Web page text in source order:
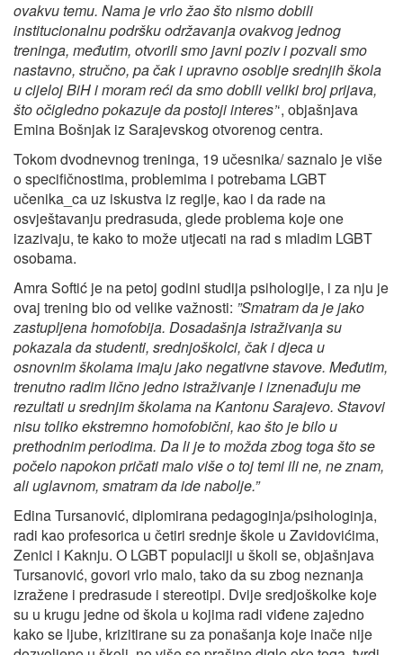
ovakvu temu. Nama je vrlo žao što nismo dobili
institucionalnu podršku održavanja ovakvog jednog
treninga, međutim, otvorili smo javni poziv i pozvali smo
nastavno, stručno, pa čak i upravno osoblje srednjih škola
u cijeloj BiH i moram reći da smo dobili veliki broj prijava,
što očigledno pokazuje da postoji interes’‘, objašnjava
Emina Bošnjak iz Sarajevskog otvorenog centra.
Tokom dvodnevnog treninga, 19 učesnika/ saznalo je više
o specifičnostima, problemima i potrebama LGBT
učenika_ca uz iskustva iz regije, kao i da rade na
osvještavanju predrasuda, glede problema koje one
izazivaju, te kako to može utjecati na rad s mladim LGBT
osobama.
Amra Softić je na petoj godini studija psihologije, i za nju je
ovaj trening bio od velike važnosti: ”Smatram da je jako
zastupljena homofobija. Dosadašnja istraživanja su
pokazala da studenti, srednjoškolci, čak i djeca u
osnovnim školama imaju jako negativne stavove. Međutim,
trenutno radim lično jedno istraživanje i iznenađuju me
rezultati u srednjim školama na Kantonu Sarajevo. Stavovi
nisu toliko ekstremno homofobični, kao što je bilo u
prethodnim periodima. Da li je to možda zbog toga što se
počelo napokon pričati malo više o toj temi ili ne, ne znam,
ali uglavnom, smatram da ide nabolje.”
Edina Tursanović, diplomirana pedagoginja/psihologinja,
radi kao profesorica u četiri srednje škole u Zavidovićima,
Zenici i Kaknju. O LGBT populaciji u školi se, objašnjava
Tursanović, govori vrlo malo, tako da su zbog neznanja
izražene i predrasude i stereotipi. Dvije sredjoškolke koje
su u krugu jedne od škola u kojima radi viđene zajedno
kako se ljube, krizitirane su za ponašanja koje inače nije